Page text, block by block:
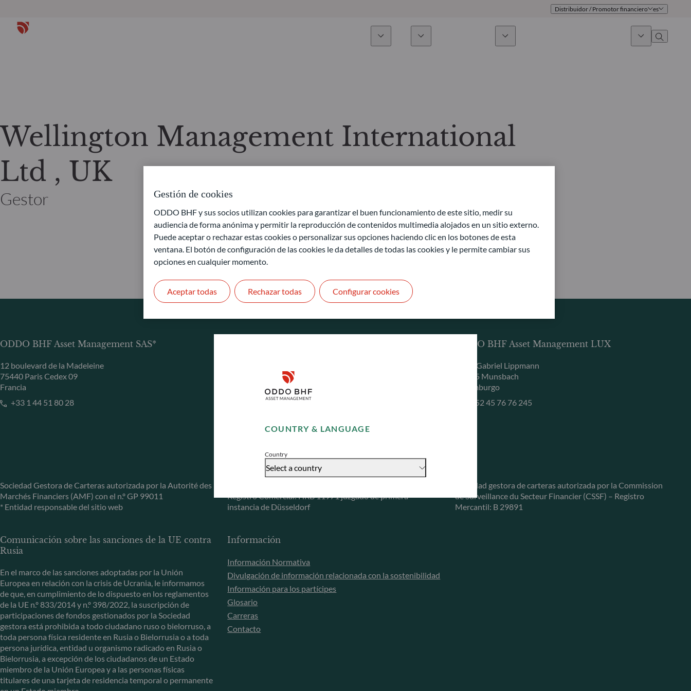
COUNTRY & LANGUAGE
Country
Select a country
Disclaimer
Accept
Distribuidor / Promotor financiero es
Renta Fija
Multiactivos
Fondos White Label
Cómo suscribirse
Publicaciones
Wellington Management International
Ltd , UK
Gestor
ODDO BHF Asset Management SAS*
12 boulevard de la Madeleine
75440 Paris Cedex 09
Francia
+33 1 44 51 80 28
Sociedad Gestora de Carteras autorizada por la Autorité des
Marchés Financiers (AMF) con el n.º GP 99011
* Entidad responsable del sitio web
40217 Düsseldorf
+49 (0) 211 239 24 01
Gallusanlage 8
Sociedad Gestora de Carteras autorizada por la
Registro Comercial: HRB 11971 juzgado de primera
instancia de Düsseldorf
ODDO BHF Asset Management LUX
6, rue Gabriel Lippmann
L-5365 Munsbach
Luxemburgo
+352 45 76 76 245
Sociedad gestora de carteras autorizada por la Commission
de Surveillance du Secteur Financier (CSSF) – Registro
Mercantil: B 29891
Comunicación sobre las sanciones de la UE contra
Rusia
En el marco de las sanciones adoptadas por la Unión
Europea en relación con la crisis de Ucrania, le informamos
de que, en cumplimiento de lo dispuesto en los reglamentos
de la UE n.º 833/2014 y n.º 398/2022, la suscripción de
participaciones de fondos gestionados por la Sociedad
gestora está prohibida a todo ciudadano ruso o bielorruso, a
toda persona física residente en Rusia o Bielorrusia o a toda
persona jurídica, entidad u organismo radicado en Rusia o
Bielorrusia, a excepción de los ciudadanos de un Estado
miembro de la Unión Europea y a las personas físicas
titulares de una tarjeta de residencia temporal o permanente
Información
Información Normativa
Divulgación de información relacionada con la sostenibilidad
Información para los partícipes
Glosario
Carreras
Contacto
Gestión de cookies
ODDO BHF y sus socios utilizan cookies para garantizar el buen funcionamiento de este sitio, medir su
audiencia de forma anónima y permitir la reproducción de contenidos multimedia alojados en un sitio externo.
Puede aceptar o rechazar estas cookies o personalizar sus opciones haciendo clic en los botones de esta
ventana. El botón de configuración de las cookies le da detalles de todas las cookies y le permite cambiar sus
opciones en cualquier momento.
Rechazar todas
Aceptar todas Configurar cookies